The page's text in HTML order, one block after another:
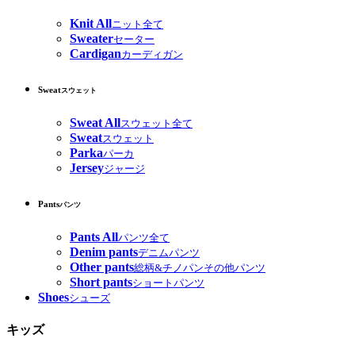
Knit Allニット全て
Sweaterセーター
Cardiganカーディガン
Sweatスウェット
Sweat Allスウェット全て
Sweatスウェット
Parkaパーカ
Jerseyジャージ
Pantsパンツ
Pants Allパンツ全て
Denim pantsデニムパンツ
Other pants総柄&チノパンその他パンツ
Short pantsショートパンツ
Shoesシューズ
キッズ